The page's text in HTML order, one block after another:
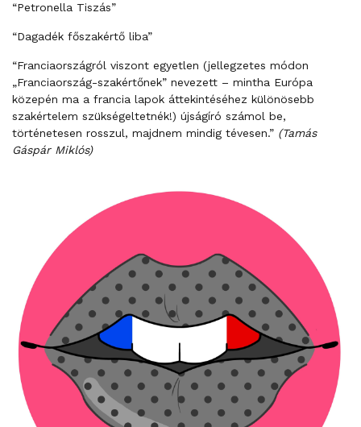
“Petronella Tiszás”
“Dagadék főszakértő liba”
“Franciaországról viszont egyetlen (jellegzetes módon
„Franciaország-szakértőnek” nevezett – mintha Európa
közepén ma a francia lapok áttekintéséhez különösebb
szakértelem szükségeltetnék!) újságíró számol be,
történetesen rosszul, majdnem mindig tévesen.” (Tamás
Gáspár Miklós)